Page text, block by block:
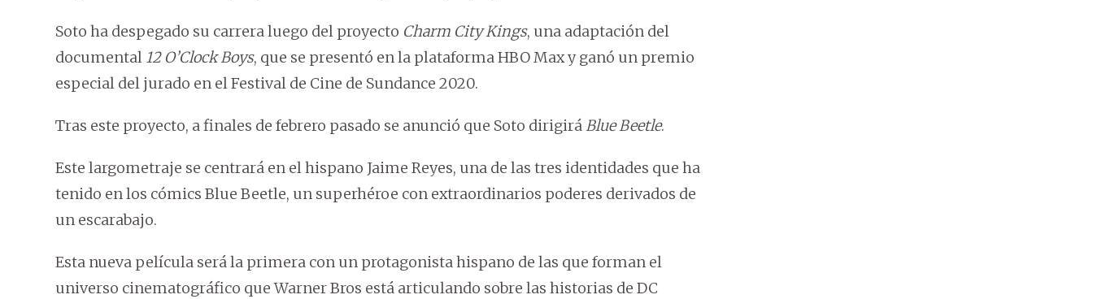
Soto ha despegado su carrera luego del proyecto Charm City Kings, una adaptación del
documental 12 O’Clock Boys, que se presentó en la plataforma HBO Max y ganó un premio
especial del jurado en el Festival de Cine de Sundance 2020.
Tras este proyecto, a finales de febrero pasado se anunció que Soto dirigiráBlue Beetle.
Este largometraje se centrará en el hispano Jaime Reyes, una de las tres identidades que ha
tenido en los cómics Blue Beetle, un superhéroe con extraordinarios poderes derivados de
un escarabajo.
Esta nueva película será la primera con un protagonista hispano de las que forman el
universo cinematográfico que Warner Bros está articulando sobre las historias de DC